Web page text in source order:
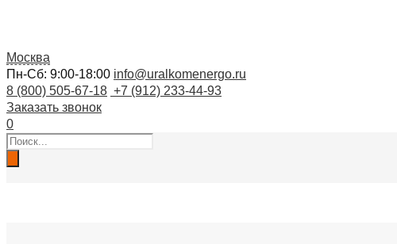
Москва
Пн-Сб: 9:00-18:00 info@uralkomenergo.ru
8 (800) 505-67-18 +7 (912) 233-44-93
Заказать звонок
0
Поиск